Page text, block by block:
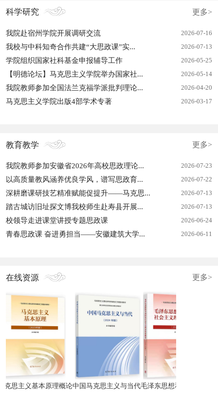
科学研究 更多>
我院赴宿州学院开展调研交流 2026-07-16
我校与中科知奇合作共建“大思政课”实... 2026-07-13
学院组织国家社科基金申报辅导工作 2026-05-25
【明德论坛】马克思主义学院举办国家社... 2026-05-14
我院教师参加全国法兰克福学派批判理论... 2026-04-20
马克思主义学院出版4部学术专著 2026-03-17
教育教学 更多>
我院教师参加安徽省2026年高校思政理论... 2026-07-23
以高质量教风涵养优良学风，谱写思政育... 2026-07-22
深耕磨课研技艺精准赋能促提升——马克思... 2026-07-13
踏古城访旧址探文博我校师生赴寿县开展... 2026-07-13
校领导走进课堂讲授专题思政课 2026-06-24
青春思政课 奋进勇担当——安徽建筑大学... 2026-06-11
在线资源 更多>
克思主义基本原理概论中国马克思主义与当代毛泽东思想和中国特色社